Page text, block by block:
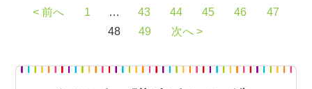
< 前へ 1 … 43 44 45 46
47
48
49 次へ >